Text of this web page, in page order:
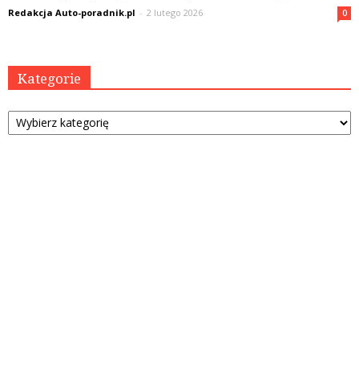
Redakcja Auto-poradnik.pl - 2 lutego 2026 0
Kategorie
Kategorie